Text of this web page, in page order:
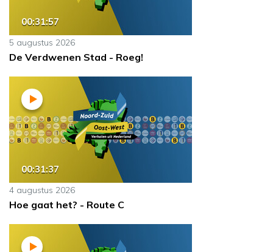
00:31:57
5 augustus 2026
De Verdwenen Stad - Roeg!
00:31:37
4 augustus 2026
Hoe gaat het? - Route C